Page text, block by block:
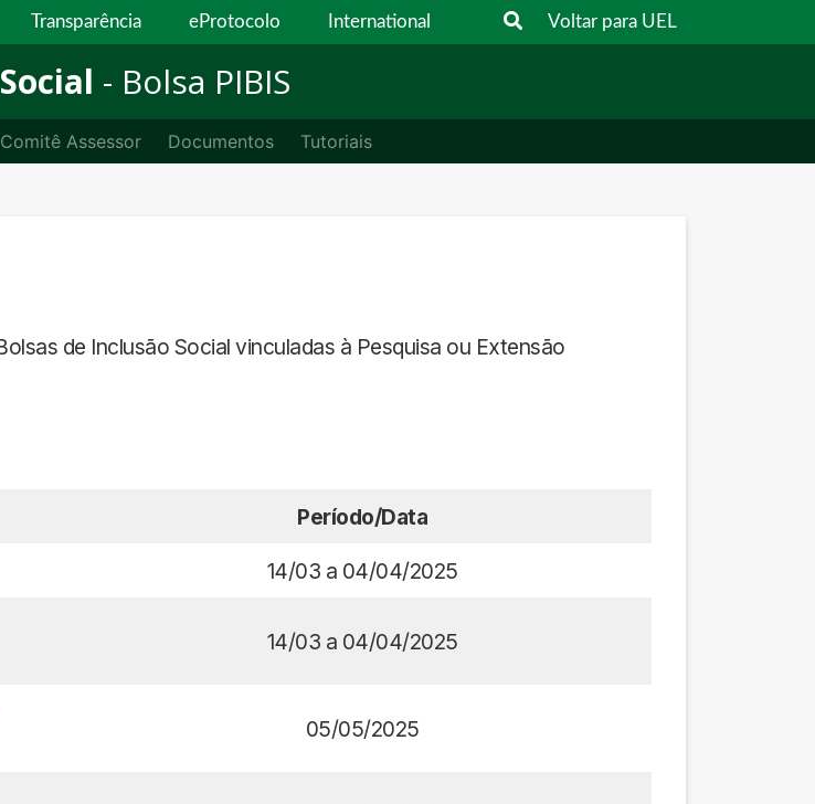
Transparência eProtocolo International Voltar para UEL
- Bolsa PIBIS
Comitê Assessor Documentos Tutoriais
de Inclusão Social vinculadas à Pesquisa ou Extensão
Período/Data
14/03 a 04/04/2025
14/03 a 04/04/2025
05/05/2025